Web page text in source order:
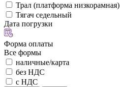
Трал (платформа низкорамная)
Тягач седельный
Дата погрузки
Форма оплаты
Все формы
наличные/карта
без НДС
с НДС